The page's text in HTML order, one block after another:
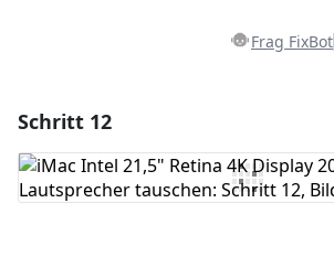
Frag FixBot
Kommentar hinzufügen
Schritt 12